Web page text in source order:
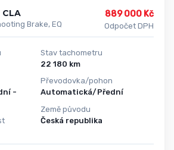
Brake, EQ
889 000 Kč
Odpočet DPH
-
Stav tachometru
22 180 km
Převodovka/pohon
Automatická/Přední
Země původu
Česká republika